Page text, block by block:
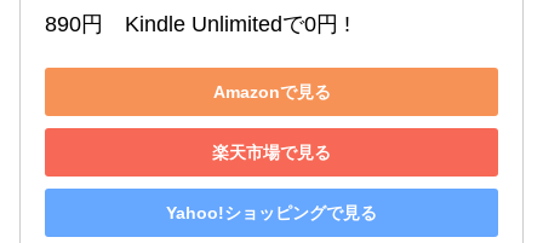
890円　Kindle Unlimitedで0円 !
Amazonで見る
楽天市場で見る
Yahoo!ショッピングで見る